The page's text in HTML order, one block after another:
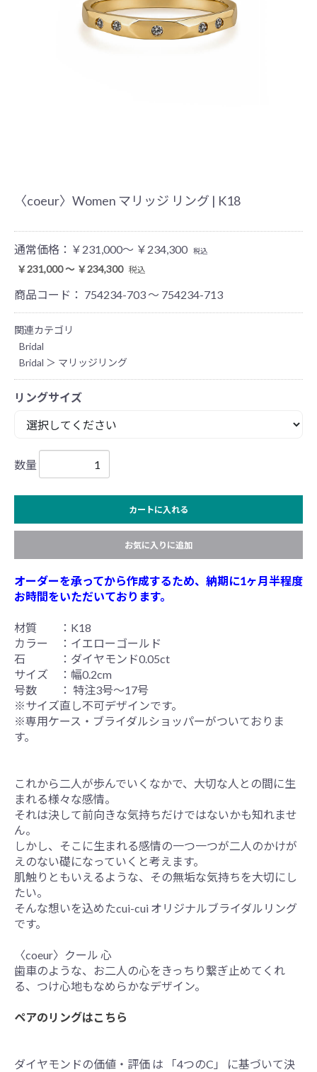
〈coeur〉Women マリッジ リング | K18
通常価格： ￥231,000～ ￥234,300 税込
￥231,000 ～ ￥234,300 税込
商品コード： 754234-703 ～ 754234-713
関連カテゴリ
Bridal
Bridal ＞ マリッジリング
リングサイズ
数量
カートに入れる
お気に入りに追加
オーダーを承ってから作成するため、納期に1ヶ月半程度
お時間をいただいております。
材質 ：K18
カラー ：イエローゴールド
石 ：ダイヤモンド0.05ct
サイズ ：幅0.2cm
号数 ： 特注3号〜17号
※サイズ直し不可デザインです。
※専用ケース・ブライダルショッパーがついておりま
す。
これから二人が歩んでいくなかで、大切な人との間に生
まれる様々な感情。
それは決して前向きな気持ちだけではないかも知れませ
ん。
しかし、そこに生まれる感情の一つ一つが二人のかけが
えのない礎になっていくと考えます。
肌触りともいえるような、その無垢な気持ちを大切にし
たい。
そんな想いを込めたcui-cui オリジナルブライダルリング
です。
〈coeur〉クール 心
歯車のような、お二人の心をきっちり繋ぎ止めてくれ
る、つけ心地もなめらかなデザイン。
ペアのリングはこちら
ダイヤモンドの価値・評価 は 「4つのC」 に基づいて決